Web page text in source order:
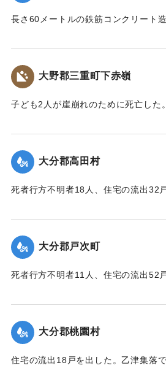
長さ60メートルの鉄筋コンクリート
｜固有コード:
大野郡三重町下赤嶺
子ども2人が崖崩れのために死亡した。
｜固有コード:00481045
大分郡高田村
死者行方不明者18人、住宅の流出32
1.5メートル）砂利に埋まり、半数の
（9〜12センチ）の泥で覆われ収穫を
全滅した。
【出典：大分合同新聞 1943年9月23
大分郡戸次町
死者行方不明者11人、住宅の流出52
｜固有コード:
大分郡桃園村
住宅の流出18戸を出した。乙津集落